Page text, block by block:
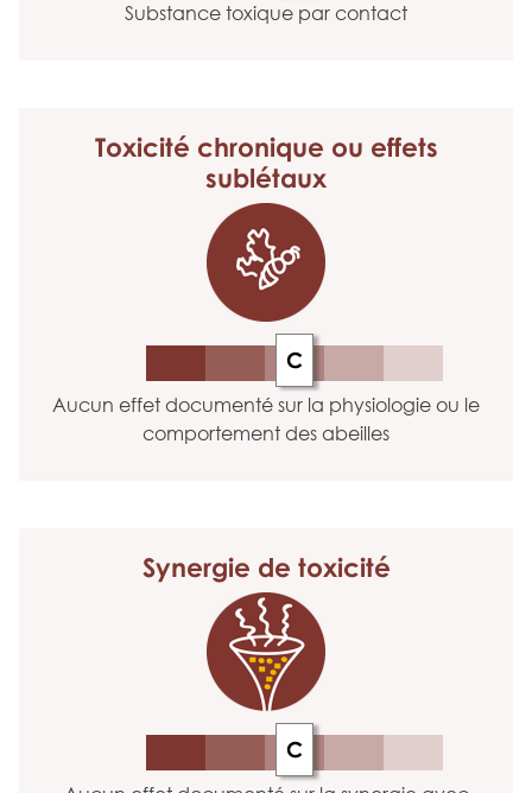
Substance toxique par contact
Toxicité chronique ou effets
sublétaux
C
Aucun effet documenté sur la physiologie ou le
comportement des abeilles
Synergie de toxicité
C